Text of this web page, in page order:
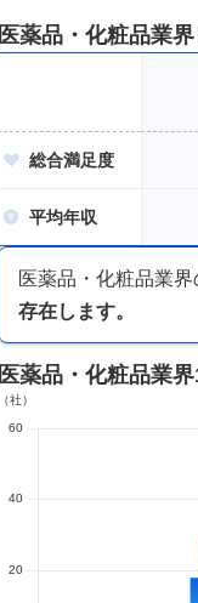
医薬品・化粧品業
総合満足度
平均年収
医薬品・化粧品業界
存在します。
医薬品・化粧品業界